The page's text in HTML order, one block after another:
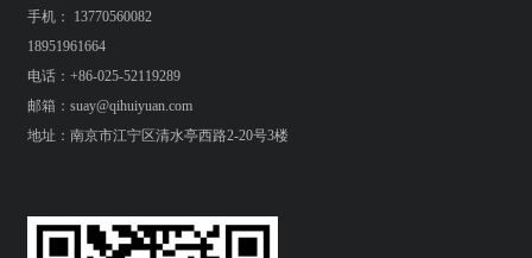
手机： 13770560082
18951961664
电话：+86-025-52119289
邮箱：suay@qihuiyuan.com
地址：南京市江宁区清水亭西路2-20号3楼